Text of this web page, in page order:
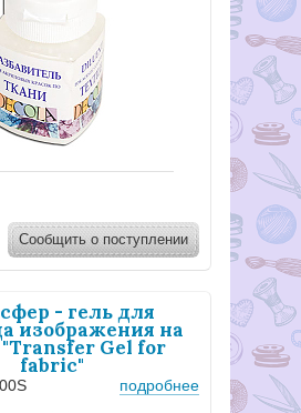
Сообщить о поступлении
- гель для
изображения на
"Transfer Gel for
fabric"
подробнее